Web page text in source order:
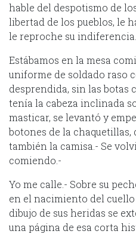
hable del despotismo de
libertad de los pueblos, le
le reproche su
Estábamos en la mesa
uniforme de soldado raso
desprendida, sin las botas
tenía la cabeza inclinada
masticar, se levantó y
botones de la chaquetillas,
también la camisa.- Se
comiendo.-
Yo me calle.- Sobre su
en el nacimiento del
dibujo de sus heridas se
una página de esa corta